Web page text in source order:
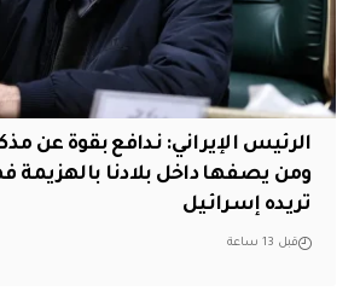
الرئيس الإيراني: ندافع بقوة عن
ومن يصفها داخل بلادنا بالهزيمة
تريده إسرائيل
قبل 13 ساعة